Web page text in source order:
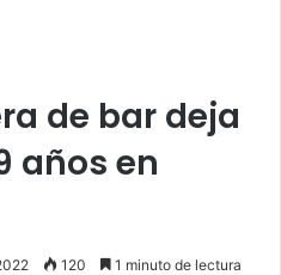
de bar deja
años en
120 1 minuto de lectura